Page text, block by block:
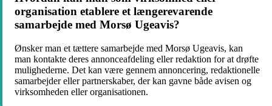
organisation etablere et længerevarende
samarbejde med Morsø Ugeavis?
Ønsker man et tættere samarbejde med Morsø Ugeavis, kan
man kontakte deres annonceafdeling eller redaktion for at drøfte
mulighederne. Det kan være gennem annoncering, redaktionelle
samarbejder eller partnerskaber, der kan gavne både avisen og
virksomheden eller organisationen.